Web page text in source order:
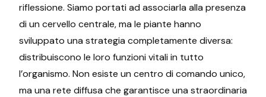
riflessione. Siamo portati ad associarla alla presenza
di un cervello centrale, ma le piante hanno
sviluppato una strategia completamente diversa:
distribuiscono le loro funzioni vitali in tutto
l’organismo. Non esiste un centro di comando unico,
ma una rete diffusa che garantisce una straordinaria